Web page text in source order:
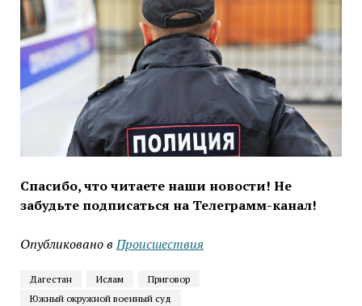
Спасибо, что читаете наши новости! Не
забудьте подписаться на Телеграмм-канал!
Опубликовано в Проиcшествия
Дагестан Ислам
Приговор
Южный окружной военный суд